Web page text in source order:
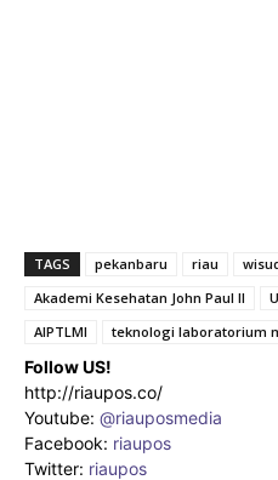
TAGS pekanbaru riau
Akademi Kesehatan John Paul II
AIPTLMI
teknologi laboratorium
Follow US!
http://riaupos.co/
Youtube: @riauposmedia
Facebook: riaupos
Twitter: riaupos